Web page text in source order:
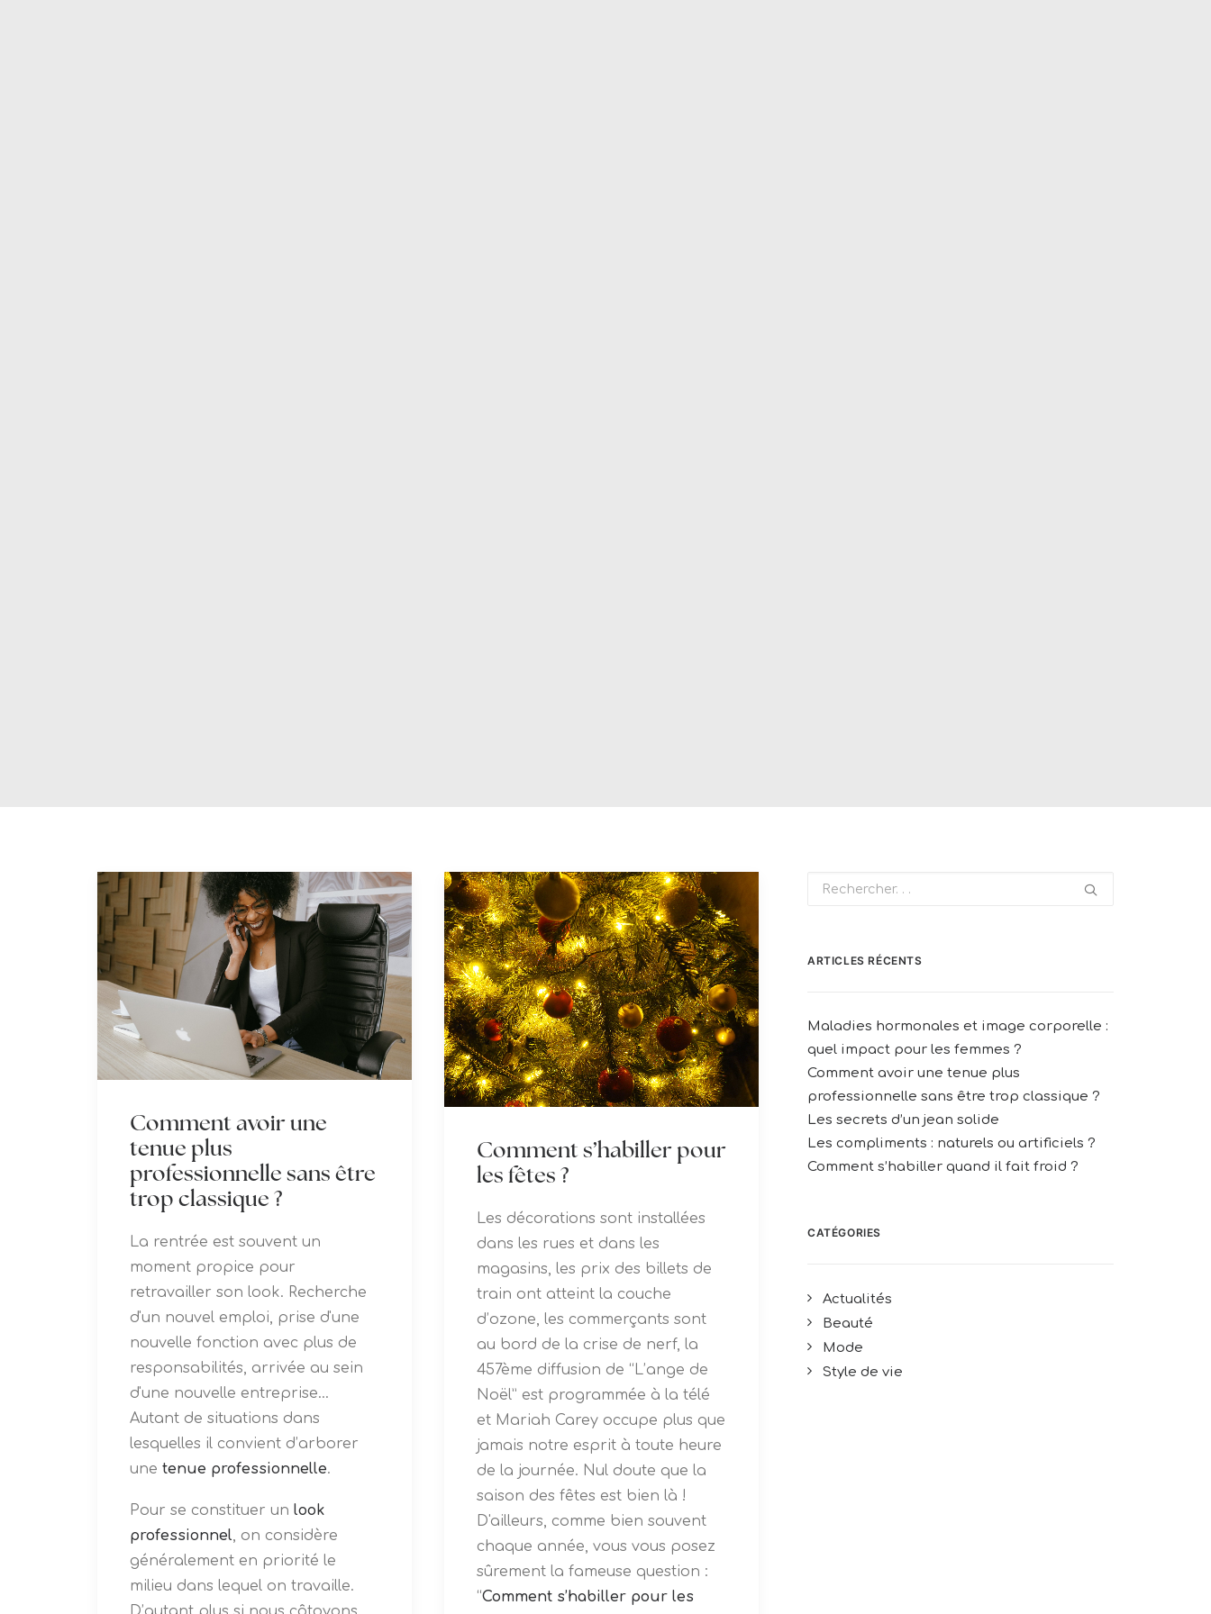
Comment avoir une
tenue plus
professionnelle sans être
trop classique ?
La rentrée est souvent un
moment propice pour
retravailler son look. Recherche
d'un nouvel emploi, prise d'une
nouvelle fonction avec plus de
responsabilités, arrivée au sein
d'une nouvelle entreprise...
Autant de situations dans
lesquelles il convient d’arborer
une tenue professionnelle.
Pour se constituer un look
professionnel, on considère
généralement en priorité le
milieu dans lequel on travaille.
Comment s’habiller pour
les fêtes ?
Les décorations sont installées
dans les rues et dans les
magasins, les prix des billets de
train ont atteint la couche
d’ozone, les commerçants sont
au bord de la crise de nerf, la
457ème diffusion de “L’ange de
Noël” est programmée à la télé
et Mariah Carey occupe plus que
jamais notre esprit à toute heure
de la journée. Nul doute que la
saison des fêtes est bien là !
D'ailleurs, comme bien souvent
chaque année, vous vous posez
sûrement la fameuse question :
“Comment s’habiller pour les
ARTICLES RÉCENTS
Maladies hormonales et image corporelle :
quel impact pour les femmes ?
Comment avoir une tenue plus
professionnelle sans être trop classique ?
Les secrets d’un jean solide
Les compliments : naturels ou artificiels ?
Comment s’habiller quand il fait froid ?
CATÉGORIES
Actualités
Beauté
Mode
Style de vie